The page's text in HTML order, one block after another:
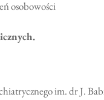
osobowości
im. dr J.